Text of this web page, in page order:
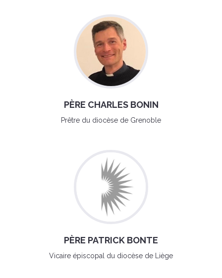
PÈRE CHARLES BONIN
Prêtre du diocèse de Grenoble
PÈRE PATRICK BONTE
Vicaire épiscopal du diocèse de Liège